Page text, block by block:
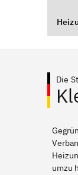
Die
umzu